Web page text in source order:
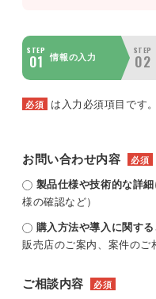
STEP
01 情報の入力
STEP
02
必須 は入力必須項目です。
お問い合わせ内容 必須
製品仕様や技術的な詳
様の確認など）
購入方法や導入に関す
販売店のご案内、案件のご
ご相談内容 必須